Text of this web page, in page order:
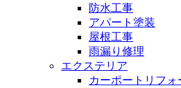
防水工事
アパート塗装
屋根工事
雨漏り修理
エクステリア
カーポートリフォ